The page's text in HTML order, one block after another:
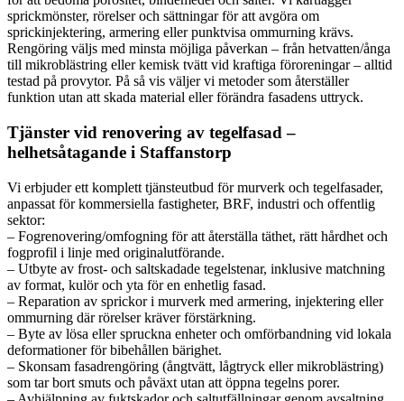
sprickmönster, rörelser och sättningar för att avgöra om
sprickinjektering, armering eller punktvisa ommurning krävs.
Rengöring väljs med minsta möjliga påverkan – från hetvatten/ånga
till mikroblästring eller kemisk tvätt vid kraftiga föroreningar – alltid
testad på provytor. På så vis väljer vi metoder som återställer
funktion utan att skada material eller förändra fasadens uttryck.
Tjänster vid renovering av tegelfasad –
helhetsåtagande i Staffanstorp
Vi erbjuder ett komplett tjänsteutbud för murverk och tegelfasader,
anpassat för kommersiella fastigheter, BRF, industri och offentlig
sektor:
– Fogrenovering/omfogning för att återställa täthet, rätt hårdhet och
fogprofil i linje med originalutförande.
– Utbyte av frost- och saltskadade tegelstenar, inklusive matchning
av format, kulör och yta för en enhetlig fasad.
– Reparation av sprickor i murverk med armering, injektering eller
ommurning där rörelser kräver förstärkning.
– Byte av lösa eller spruckna enheter och omförbandning vid lokala
deformationer för bibehållen bärighet.
– Skonsam fasadrengöring (ångtvätt, lågtryck eller mikroblästring)
som tar bort smuts och påväxt utan att öppna tegelns porer.